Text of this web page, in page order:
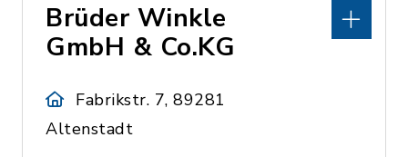
Brüder Winkle
GmbH & Co.KG
Fabrikstr. 7, 89281
Altenstadt